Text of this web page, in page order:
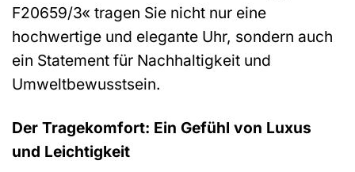
F20659/3« tragen Sie nicht nur eine
hochwertige und elegante Uhr, sondern auch
ein Statement für Nachhaltigkeit und
Umweltbewusstsein.
Der Tragekomfort: Ein Gefühl von Luxus
und Leichtigkeit